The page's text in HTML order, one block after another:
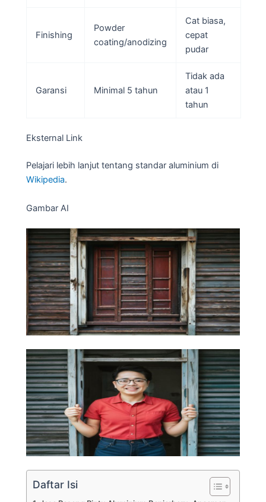
Finishing
Powder
coating/anodizing
Cat biasa,
cepat
pudar
Garansi Minimal 5 tahun
Tidak ada
atau 1
tahun
Eksternal Link
Pelajari lebih lanjut tentang standar aluminium di
Wikipedia.
Gambar AI
Daftar Isi